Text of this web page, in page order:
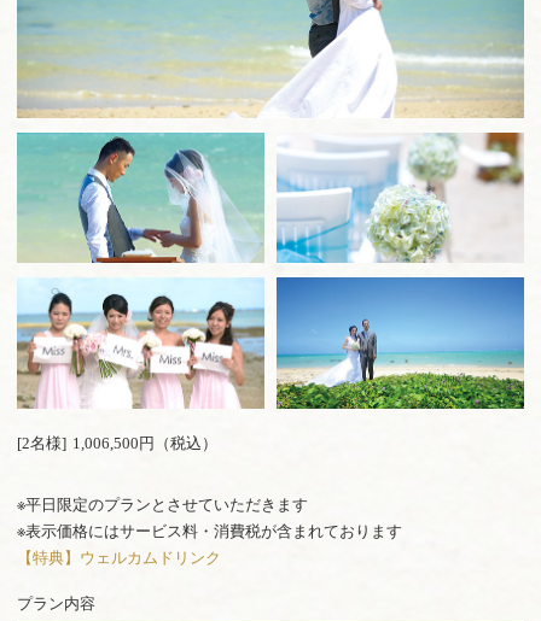
English
简体中文
繁體中文
Japanese
[2名様] 1,006,500円（税込）
※平日限定のプランとさせていただきます
※表示価格にはサービス料・消費税が含まれております
【特典】ウェルカムドリンク
プラン内容